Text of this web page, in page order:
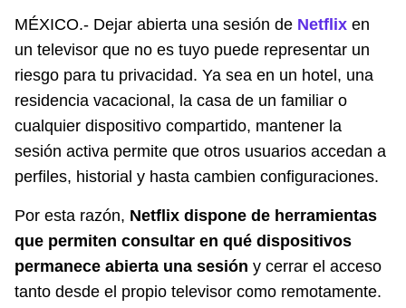
MÉXICO.- Dejar abierta una sesión de Netflix en
un televisor que no es tuyo puede representar un
riesgo para tu privacidad. Ya sea en un hotel, una
residencia vacacional, la casa de un familiar o
cualquier dispositivo compartido, mantener la
sesión activa permite que otros usuarios accedan a
perfiles, historial y hasta cambien configuraciones.
Por esta razón, Netflix dispone de herramientas
que permiten consultar en qué dispositivos
permanece abierta una sesión y cerrar el acceso
tanto desde el propio televisor como remotamente.